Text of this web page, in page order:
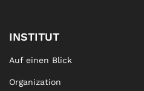
INSTITUT
Auf einen Blick
Organization